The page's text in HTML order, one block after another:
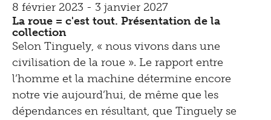
8 février 2023 - 3 janvier 2027
La roue = c'est tout. Présentation de la
collection
Selon Tinguely, « nous vivons dans une
civilisation de la roue ». Le rapport entre
l’homme et la machine détermine encore
notre vie aujourd’hui, de même que les
dépendances en résultant, que Tinguely se